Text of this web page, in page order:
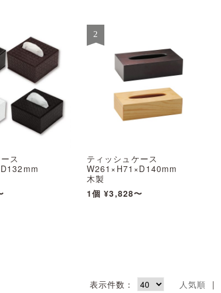
ス
ティッシュケース
W261×H71×D140mm
木製
TC-74(大) えいむ(Aim)
1個 ¥3,828〜
表示件数： 人気順 |